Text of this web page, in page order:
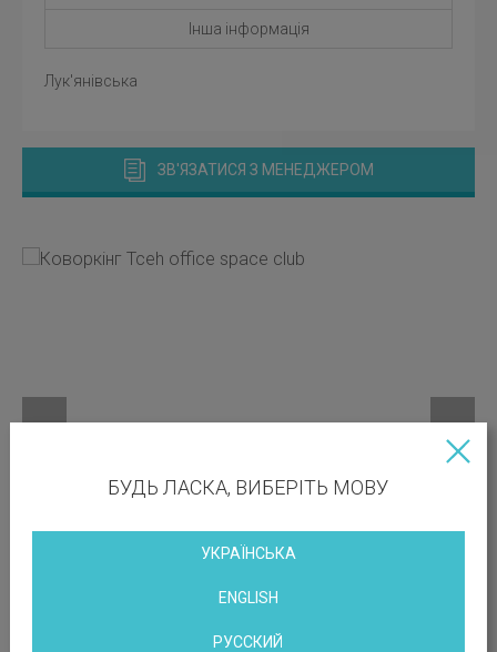
Інша інформація
Лук'янівська
ЗВ'ЯЗАТИСЯ З МЕНЕДЖЕРОМ
БУДЬ ЛАСКА, ВИБЕРІТЬ МОВУ
УКРАЇНСЬКА
ENGLISH
РУССКИЙ